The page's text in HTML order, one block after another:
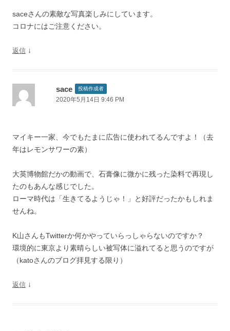
saceさんの素敵な写真楽しみにしています。
コロナにはご注意ください。
返信 ↓
sace 投稿作成者
2020年5月14日 9:46 PM
マイキー一家、今でもたまに広告に使われてるんですよ！（去
年はレモンサワーの素）
大英博物館だかの動画で、石膏像に微かに残った染料で再現し
たのもあんな感じでした。
ローマ時代は「生きてるようじゃ！」と好評だったかもしれま
せんね。
K山さんもTwitterか何かやっていらっしゃらないのですか？
環境的に東京より素晴らしい被写体に溢れてると思うのですが
（katoさんのブログ拝見する限り）
返信 ↓